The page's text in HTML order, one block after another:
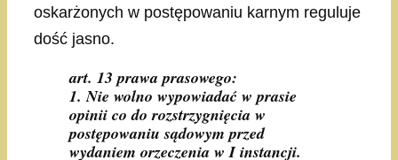
oskarżonych w postępowaniu karnym reguluje
dość jasno.
art. 13 prawa prasowego:
1. Nie wolno wypowiadać w prasie
opinii co do rozstrzygnięcia w
postępowaniu sądowym przed
wydaniem orzeczenia w I instancji.